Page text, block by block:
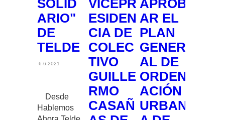
SOLID
ARIO"
DE
TELDE
6-6-2021
Desde
Hablemos
VICEPR
ESIDEN
CIA DE
COLEC
TIVO
GUILLE
RMO
CASAÑ
APROB
AR EL
PLAN
GENER
AL DE
ORDEN
ACIÓN
URBAN